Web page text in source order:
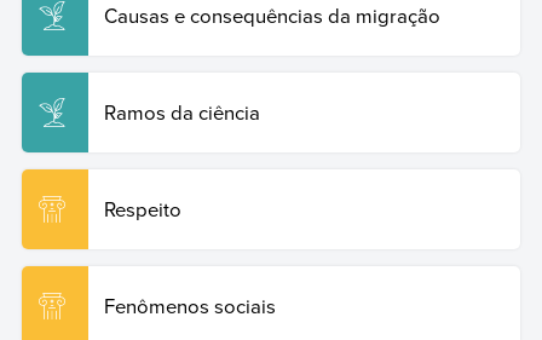
Causas e consequências da migração
Ramos da ciência
Respeito
Fenômenos sociais